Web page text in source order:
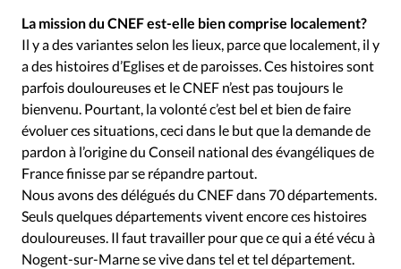
La mission du CNEF est-elle bien comprise localement?
Il y a des variantes selon les lieux, parce que localement, il y
a des histoires d’Eglises et de paroisses. Ces histoires sont
parfois douloureuses et le CNEF n’est pas toujours le
bienvenu. Pourtant, la volonté c’est bel et bien de faire
évoluer ces situations, ceci dans le but que la demande de
pardon à l’origine du Conseil national des évangéliques de
France finisse par se répandre partout.
Nous avons des délégués du CNEF dans 70 départements.
Seuls quelques départements vivent encore ces histoires
douloureuses. Il faut travailler pour que ce qui a été vécu à
Nogent-sur-Marne se vive dans tel et tel département.